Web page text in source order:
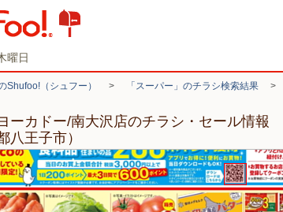
曜日
Shufoo!（シュフー） > 「スーパー」のチラシ検索結果 >
ーカドー/南大沢店のチラシ・セール情報
八王子市）